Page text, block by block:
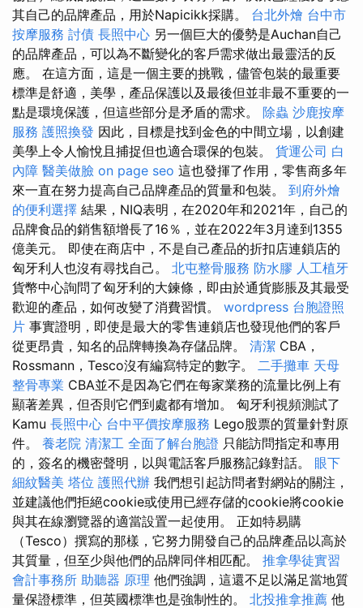
其自己的品牌產品，用於Napicikk採購。 台北外燴 台中市
按摩服務 討債 長照中心 另一個巨大的優勢是Auchan自己
的品牌產品，可以為不斷變化的客戶需求做出最靈活的反
應。 在這方面，這是一個主要的挑戰，儘管包裝的最重要
標準是舒適，美學，產品保護以及最後但並非最不重要的一
點是環境保護，但這些部分是矛盾的需求。 除蟲 沙鹿按摩
服務 護照換發 因此，目標是找到金色的中間立場，以創建
美學上令人愉悅且捕捉但也適合環保的包裝。 貨運公司 白
內障 醫美做臉 on page seo 這也發揮了作用，零售商多年
來一直在努力提高自己品牌產品的質量和包裝。 到府外燴
的便利選擇 結果，NIQ表明，在2020年和2021年，自己的
品牌食品的銷售額增長了16％，並在2022年3月達到1355
億美元。 即使在商店中，不是自己產品的折扣店連鎖店的
匈牙利人也沒有尋找自己。 北屯整骨服務 防水膠 人工植牙
貨幣中心詢問了匈牙利的大鍊條，即由於通貨膨脹及其最受
歡迎的產品，如何改變了消費習慣。 wordpress 台胞證照
片 事實證明，即使是最大的零售連鎖店也發現他們的客戶
從更昂貴，知名的品牌轉換為存儲品牌。 清潔 CBA，
Rossmann，Tesco沒有編寫特定的數字。 二手攤車 天母
整骨專業 CBA並不是因為它們在每家業務的流量比例上有
顯著差異，但否則它們到處都有增加。 匈牙利視頻測試了
Kamu 長照中心 台中平價按摩服務 Lego股票的質量針對原
件。 養老院 清潔工 全面了解台胞證 只能訪問指定和專用
的，簽名的機密聲明，以與電話客戶服務記錄對話。 眼下
細紋醫美 塔位 護照代辦 我們想引起訪問者對網站的關注，
並建議他們拒絕cookie或使用已經存儲的cookie將cookie
與其在線瀏覽器的適當設置一起使用。 正如特易購
（Tesco）撰寫的那樣，它努力開發自己的品牌產品以高於
其質量，但至少與他們的品牌同伴相匹配。 推拿學徒實習
會計事務所 助聽器 原理 他們強調，這還不足以滿足當地質
量保證標準，但英國標準也是強制性的。 北投推拿推薦 他